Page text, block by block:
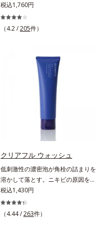
分(*7)「GLルートブースター(*9)」
を配合することで、肌のふっくら感
や透明感を叶えます。美白ケアしな
(*10)のハリと透明感を。効果的な
シナジー設計で、あなたのエイジン
グケアを応援します。*1 メラニン
の生成を抑え、シミ・ソバカスを防
ぐ（ウォッシュ除く）*2 オルビス
内スキンケアシリーズの保湿力*3
年齢に応じたお手入れのこと*4 う
るおいによる*5 乾燥、ハリ・ツヤ
のなさ*6 乾燥による*7 保湿成分*8
ロニセラカエルレア果汁、ノバラエ
明感に満ちた肌へ導く保湿成分*9
メマツヨイグサ抽出液、スイカズラ
エキス配合＝角層のすみずみまで水
分・油分を保ち、ハリ・ツヤを与え
る保湿成分*10 気持ちのこと各商品
輝くような素肌へ。肌表面の余分な
角層を落として、くすみ(*1)レスな
輝くような素肌へ整える(*2)スペシ
ませてから洗い流すだけ。ぷるんと
したジェルが肌表面の角層をやわら
かくして絡めとり、スクラブがやさ
しく取り去ります。さらに注目した
いのはクリアな肌に整えるクリアコ
ンディショニング処方と、贅沢に配
合された保湿成分。一瞬取り去るだ
けのケアに留まらず、洗うたびにく
すみをため込まないすこやかな肌に
整え、パールエキス(*3)とヒアルロ
な透明感を叶えます。顔色がどんよ
りしている、ファンデのノリがイマ
イチ、肌のざらつきやくすみが気に
なる、化粧水が肌になじまな
い……。こんなお悩みが気になると
税込1,760円
（4.2 /205件）
クリアフル ウォッシュ
低刺激性の濃密泡が角栓の詰まりを
溶かして落とす。ニキビの原因を残
さないクリアな肌に洗い上げる洗顔
料。「ニキビをくり返してしまう」
「毛穴目立ちが気になる」「マスク
税込1,430円
（4.44 /263件）